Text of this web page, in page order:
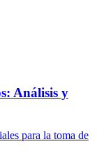
Análisis y
para la toma de